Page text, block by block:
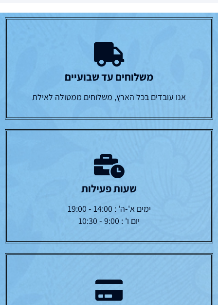
משלוחים עד שבועיים
אנו עובדים בכל הארץ, משלוחים ממטולה לאילת
שעות פעילות
ימים א'-ה' : 14:00 - 19:00
יום ו' : 9:00 - 10:30